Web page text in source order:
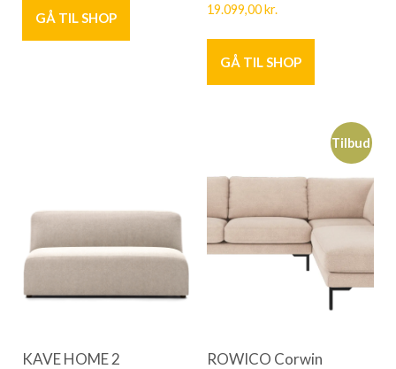
GÅ TIL SHOP 19.099,00kr.
GÅ TIL SHOP
KAVE HOME 2
Tilbud
ROWICO Corwin